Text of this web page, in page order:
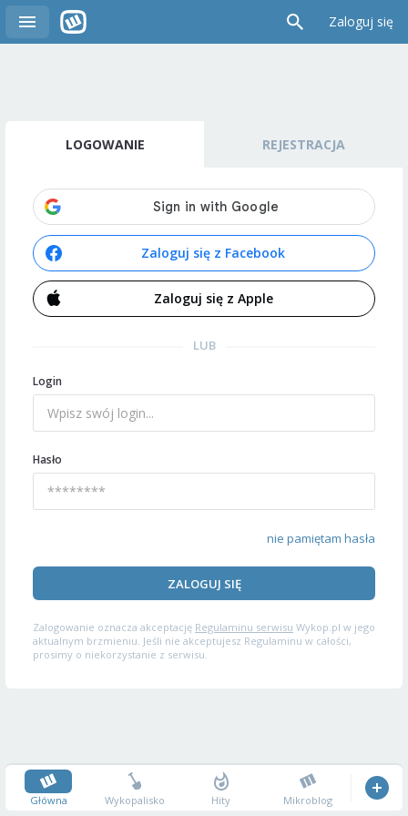
Zaloguj się
LOGOWANIE REJESTRACJA
Zaloguj się z Facebook
Zaloguj się z Apple
LUB
Login
Hasło
nie pamiętam hasła
ZALOGUJ SIĘ
Zalogowanie oznacza akceptację Regulaminu serwisu Wykop.pl w jego
aktualnym brzmieniu. Jeśli nie akceptujesz Regulaminu w całości,
prosimy o niekorzystanie z serwisu.
Główna Wykopalisko Hity Mikroblog